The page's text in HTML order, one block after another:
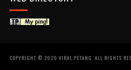
COPYRIGHT © 2020 VIRAL PETANG. ALL RIGHTS